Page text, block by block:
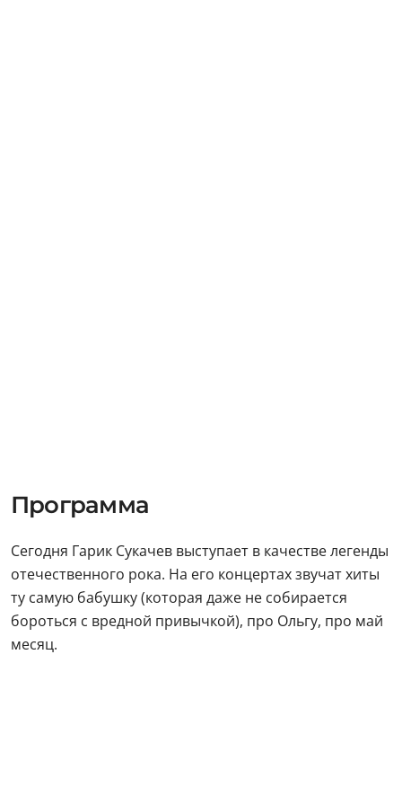
Программа
Сегодня Гарик Сукачев выступает в качестве легенды
отечественного рока. На его концертах звучат хиты
ту самую бабушку (которая даже не собирается
бороться с вредной привычкой), про Ольгу, про май
месяц.